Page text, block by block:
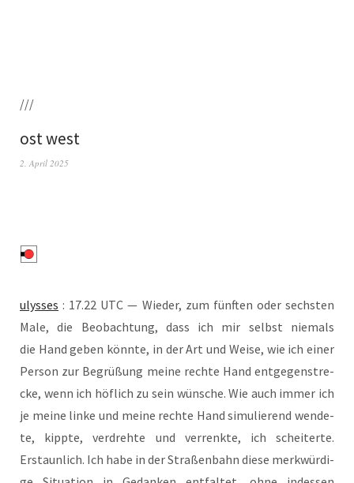
///
ost west
2. April 2025
ulys­ses : 17.22 UTC — Wie­der, zum fünf­ten oder sechs­ten
Male, die Beob­ach­tung, dass ich mir selbst nie­mals
die Hand geben könn­te, in der Art und Wei­se, wie ich einer
Per­son zur Begrü­ßung mei­ne rech­te Hand ent­ge­gen­stre­
cke, wenn ich höf­lich zu sein wün­sche. Wie auch immer ich
je mei­ne lin­ke und mei­ne rech­te Hand simu­lie­rend wen­de­
te, kipp­te, ver­dreh­te und ver­renk­te, ich schei­ter­te.
Erstaun­lich. Ich habe in der Stra­ßen­bahn die­se merk­wür­di­